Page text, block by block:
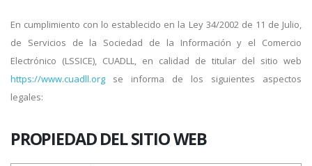
En cumplimiento con lo establecido en la Ley 34/2002 de 11 de Julio,
de Servicios de la Sociedad de la Información y el Comercio
Electrónico (LSSICE), CUADLL, en calidad de titular del sitio web
https://www.cuadll.org se informa de los siguientes aspectos
legales:
PROPIEDAD DEL SITIO WEB